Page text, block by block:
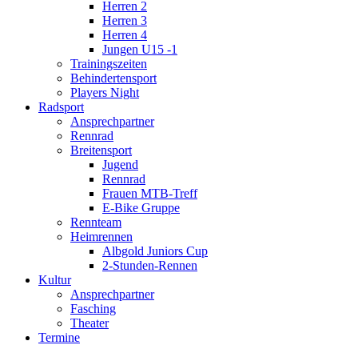
Herren 2
Herren 3
Herren 4
Jungen U15 -1
Trainingszeiten
Behindertensport
Players Night
Radsport
Ansprechpartner
Rennrad
Breitensport
Jugend
Rennrad
Frauen MTB-Treff
E-Bike Gruppe
Rennteam
Heimrennen
Albgold Juniors Cup
2-Stunden-Rennen
Kultur
Ansprechpartner
Fasching
Theater
Termine